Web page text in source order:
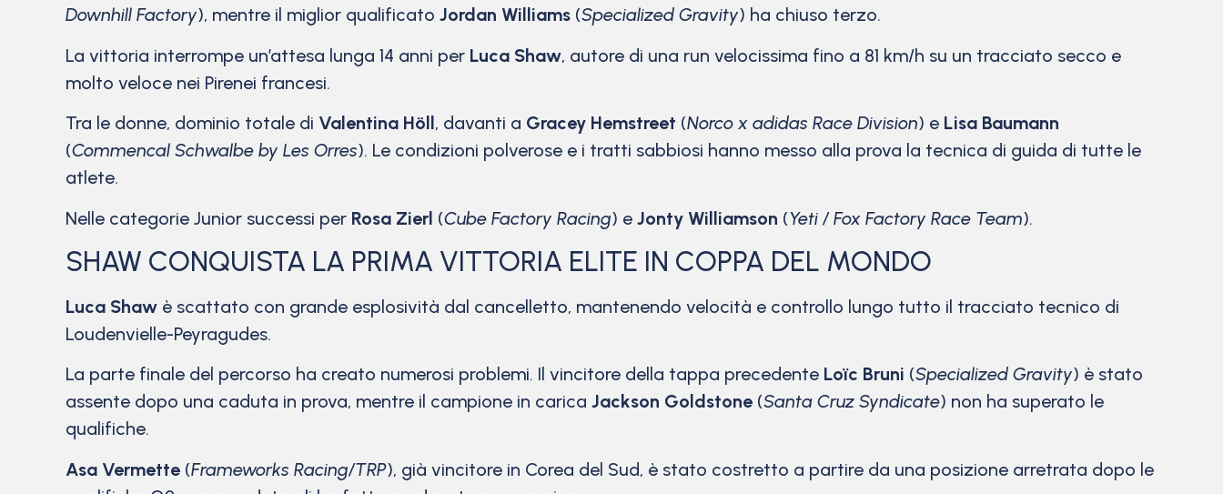
Downhill Factory), mentre il miglior qualificato Jordan Williams (Specialized Gravity) ha chiuso terzo.
La vittoria interrompe un’attesa lunga 14 anni per Luca Shaw, autore di una run velocissima fino a 81 km/h su un tracciato secco e
molto veloce nei Pirenei francesi.
Tra le donne, dominio totale di Valentina Höll, davanti a Gracey Hemstreet (Norco x adidas Race Division) e Lisa Baumann
(Commencal Schwalbe by Les Orres). Le condizioni polverose e i tratti sabbiosi hanno messo alla prova la tecnica di guida di tutte le
atlete.
Nelle categorie Junior successi per Rosa Zierl (Cube Factory Racing) e Jonty Williamson (Yeti / Fox Factory Race Team).
SHAW CONQUISTA LA PRIMA VITTORIA ELITE IN COPPA DEL MONDO
Luca Shaw è scattato con grande esplosività dal cancelletto, mantenendo velocità e controllo lungo tutto il tracciato tecnico di
Loudenvielle-Peyragudes.
La parte finale del percorso ha creato numerosi problemi. Il vincitore della tappa precedente Loïc Bruni (Specialized Gravity) è stato
assente dopo una caduta in prova, mentre il campione in carica Jackson Goldstone (Santa Cruz Syndicate) non ha superato le
qualifiche.
Asa Vermette (Frameworks Racing/TRP), già vincitore in Corea del Sud, è stato costretto a partire da una posizione arretrata dopo le